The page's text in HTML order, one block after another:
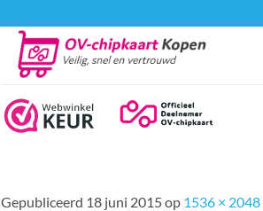
Gepubliceerd 18 juni 2015op 1536 × 2048